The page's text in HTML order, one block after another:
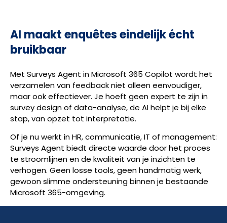
AI maakt enquêtes eindelijk écht
bruikbaar
Met Surveys Agent in Microsoft 365 Copilot wordt het
verzamelen van feedback niet alleen eenvoudiger,
maar ook effectiever. Je hoeft geen expert te zijn in
survey design of data-analyse, de AI helpt je bij elke
stap, van opzet tot interpretatie.
Of je nu werkt in HR, communicatie, IT of management:
Surveys Agent biedt directe waarde door het proces
te stroomlijnen en de kwaliteit van je inzichten te
verhogen. Geen losse tools, geen handmatig werk,
gewoon slimme ondersteuning binnen je bestaande
Microsoft 365-omgeving.